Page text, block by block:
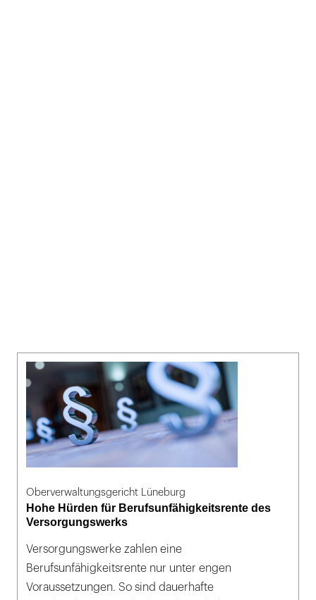
Oberverwaltungsgericht Lüneburg
Hohe Hürden für Berufsunfähigkeitsrente des
Versorgungswerks
Versorgungswerke zahlen eine
Berufsunfähigkeitsrente nur unter engen
Voraussetzungen. So sind dauerhafte